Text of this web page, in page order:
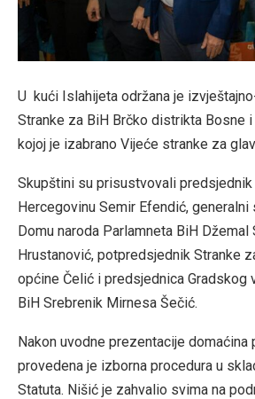
U kući Islahijeta održana je
Stranke za BiH Brčko distrikta Bosne
kojoj je izabrano Vijeće stranke za
Skupštini su prisustvovali
Hercegovinu Semir Efendić,
Domu naroda Parlamneta BiH Džemal
Hrustanović, potpredsjednik Stranke
općine Čelić i predsjednica Gradskog
BiH Srebrenik Mirnesa Šečić.
Nakon uvodne prezentacije domaćina
provedena je izborna procedura u
Statuta. Nišić je zahvalio svima na